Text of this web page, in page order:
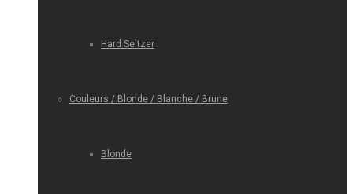
Hard Seltzer
Couleurs / Blonde / Blanche / Brune
Blonde